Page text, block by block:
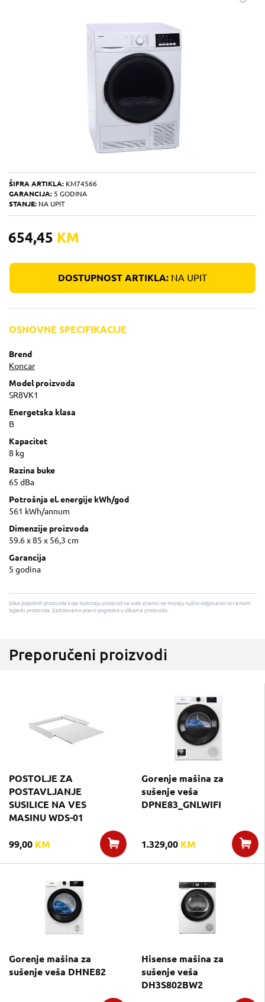
ŠIFRA ARTIKLA: KM74566
GARANCIJA: 5 GODINA
STANJE: NA UPIT
654,45 KM
DOSTUPNOST ARTIKLA: NA UPIT
OSNOVNE SPECIFIKACIJE
Brend
Koncar
Model proizvoda
SR8VK1
Energetska klasa
B
Kapacitet
8 kg
Razina buke
65 dBa
Potrošnja el. energije kWh/god
561 kWh/annum
Dimenzije proizvoda
59.6 x 85 x 56,3 cm
Garancija
5 godina
Slike pojedinih proizvoda koje ilustriraju proizvod na web stranici ne moraju nužno odgovarati stvarnom
izgledu proizvoda. Zadržavamo pravo pogreške u slikama proizvoda.
Preporučeni proizvodi
POSTOLJE ZA
POSTAVLJANJE
SUSILICE NA VES
MASINU WDS-01
99,00 KM
Gorenje mašina za
sušenje veša
DPNE83_GNLWIFI
1.329,00 KM
Gorenje mašina za
sušenje veša DHNE82
Hisense mašina za
sušenje veša
DH3S802BW2